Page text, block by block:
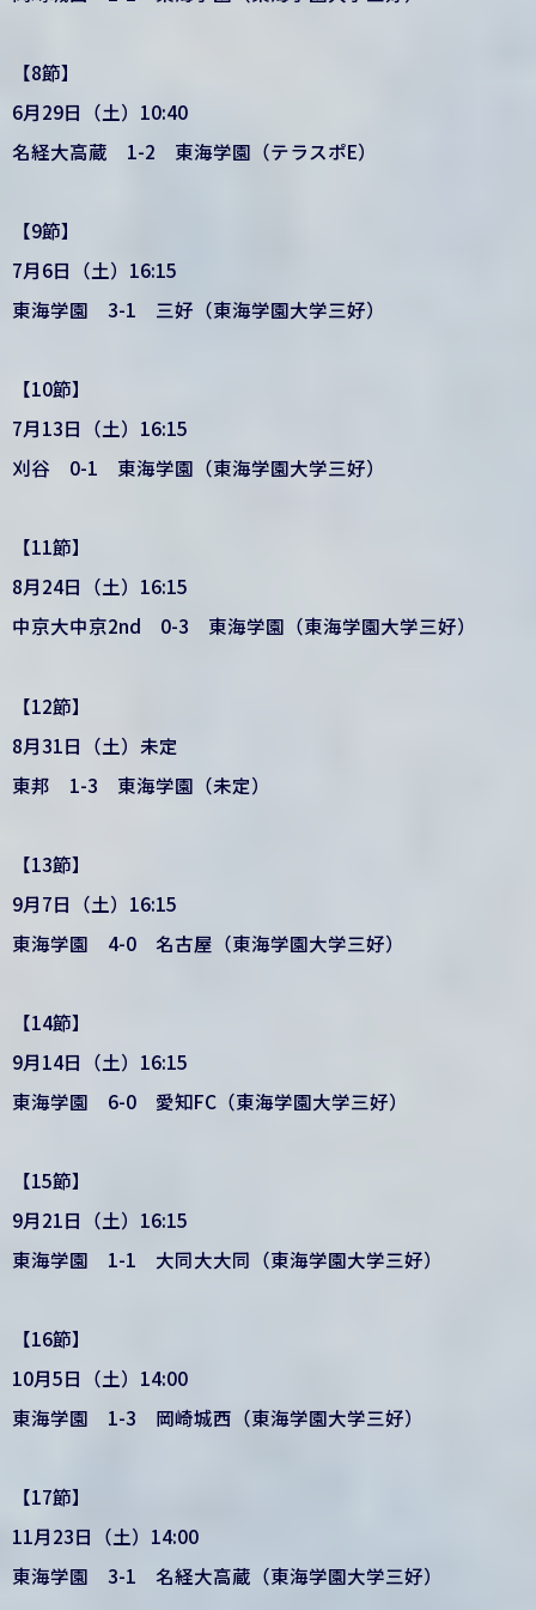
【8節】
6月29日（土）10:40
名経大高蔵 1-2 東海学園（テラスポE）
【9節】
7月6日（土）16:15
東海学園 3-1 三好（東海学園大学三好）
【10節】
7月13日（土）16:15
刈谷 0-1 東海学園（東海学園大学三好）
【11節】
8月24日（土）16:15
中京大中京2nd 0-3 東海学園（東海学園大学三好）
【12節】
8月31日（土）未定
東邦 1-3 東海学園（未定）
【13節】
9月7日（土）16:15
東海学園 4-0 名古屋（東海学園大学三好）
【14節】
9月14日（土）16:15
東海学園 6-0 愛知FC（東海学園大学三好）
【15節】
9月21日（土）16:15
東海学園 1-1 大同大大同（東海学園大学三好）
【16節】
10月5日（土）14:00
東海学園 1-3 岡崎城西（東海学園大学三好）
【17節】
11月23日（土）14:00
東海学園 3-1 名経大高蔵（東海学園大学三好）